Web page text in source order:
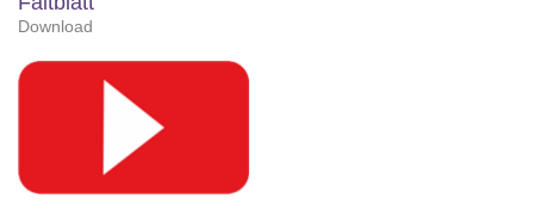
Download